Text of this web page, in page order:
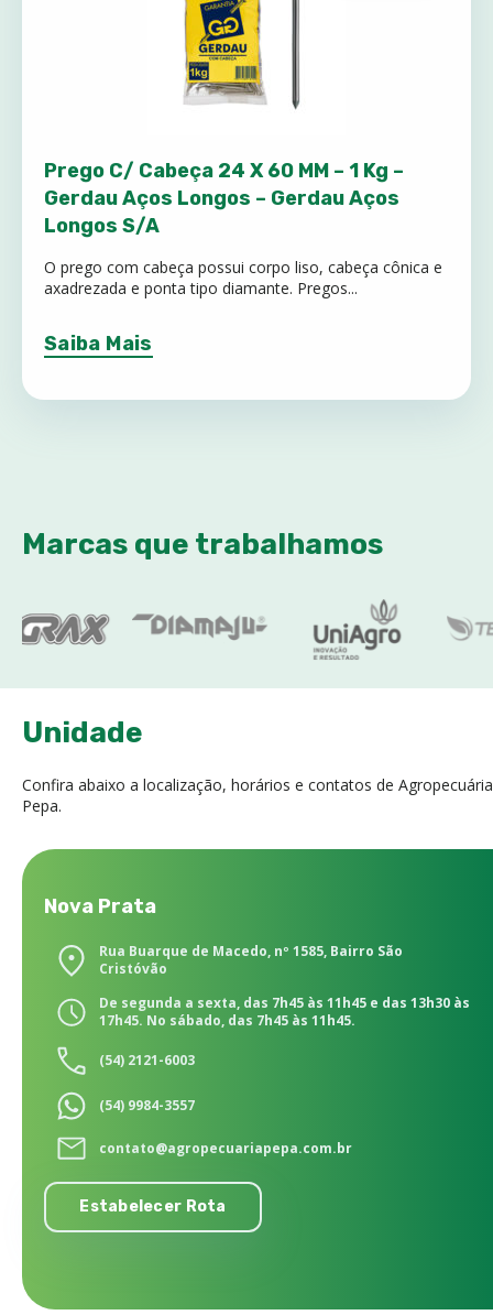
Prego C/ Cabeça 24 X 60 MM – 1 Kg –
Gerdau Aços Longos – Gerdau Aços
Longos S/A
O prego com cabeça possui corpo liso, cabeça cônica e
axadrezada e ponta tipo diamante. Pregos...
Saiba Mais
Marcas que trabalhamos
Unidade
Confira abaixo a localização, horários e contatos de Agropecuária
Pepa.
Nova Prata
Rua Buarque de Macedo, nº 1585, Bairro São
Cristóvão
De segunda a sexta, das 7h45 às 11h45 e das 13h30 às
17h45. No sábado, das 7h45 às 11h45.
(54) 2121-6003
(54) 9984-3557
contato@agropecuariapepa.com.br
Estabelecer Rota